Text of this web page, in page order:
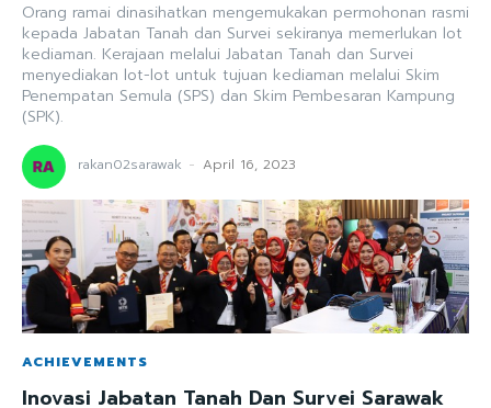
Orang ramai dinasihatkan mengemukakan permohonan rasmi
kepada Jabatan Tanah dan Survei sekiranya memerlukan lot
kediaman. Kerajaan melalui Jabatan Tanah dan Survei
menyediakan lot-lot untuk tujuan kediaman melalui Skim
Penempatan Semula (SPS) dan Skim Pembesaran Kampung
(SPK).
rakan02sarawak - April 16, 2023
ACHIEVEMENTS
Inovasi Jabatan Tanah Dan Survei Sarawak